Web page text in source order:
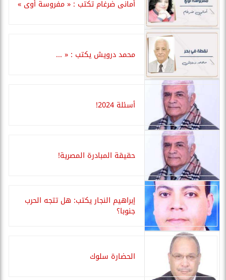
أمانى ضرغام تكتب : « مفروسة أوى »
محمد درويش يكتب : « ...
أسئلة 2024!
حقيقة المبادرة المصرية!
إبراهيم النجار يكتب: هل تتجه الحرب
جنوبا؟
الحضارة سلوك